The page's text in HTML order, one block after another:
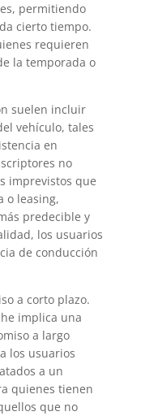
permitiendo
cierto tiempo.
requieren
la temporada o
suelen incluir
vehículo, tales
en
no
imprevistos que
o leasing,
predecible y
los usuarios
de conducción
a corto plazo.
implica una
a largo
los usuarios
a un
quienes tienen
que no